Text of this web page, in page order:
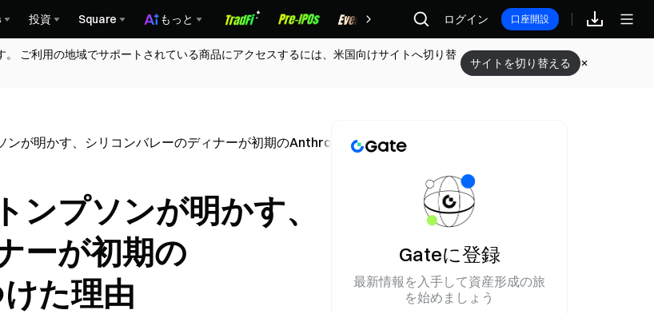
投資 Square もっと 報酬 ログイン 口座開設
ご利用の地域でサポートされている商品にアクセスするには、米国向けサイトへ切り替
サイトを切り替える
ンが明かす、シリコンバレーのディナーが初期のAnthropic投資に火をつけた理由
ンプソンが明かす、
ーが初期の
た理由
Gateに登録
最新情報を入手して資産形成の旅
を始めましょう